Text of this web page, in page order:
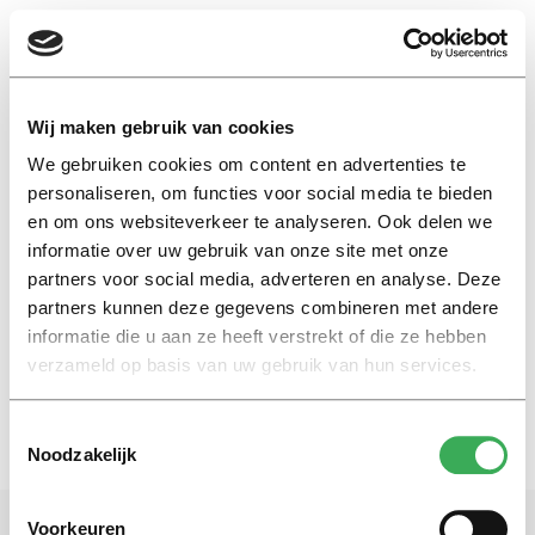
Wij maken gebruik van cookies
We gebruiken cookies om content en advertenties te
personaliseren, om functies voor social media te bieden
en om ons websiteverkeer te analyseren. Ook delen we
informatie over uw gebruik van onze site met onze
partners voor social media, adverteren en analyse. Deze
partners kunnen deze gegevens combineren met andere
informatie die u aan ze heeft verstrekt of die ze hebben
verzameld op basis van uw gebruik van hun services.
Noodzakelijk
Voorkeuren
EN
geofysici
Nieuws
Vrouwen minder vaak gevraagd
als peer reviewer
26 januari 2017